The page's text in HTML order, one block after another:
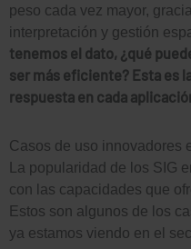
peso cada vez mayor,
interpretación y gestión
tenemos el dato, ¿qué
ser más eficiente? Esta es
respuesta en cada
Casos de uso innovadores
La popularidad de los SIG
con las capacidades que
Estos son algunos de los
ya estamos viendo en el